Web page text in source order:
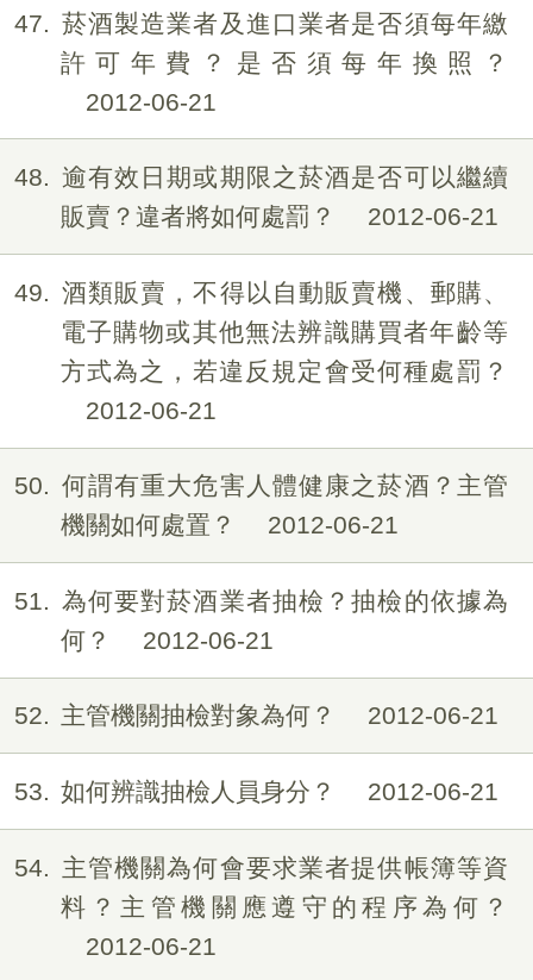
47
菸酒製造業者及進口業者是否須每年繳
許可年費？是否須每年換照？
2012-06-21
48
逾有效日期或期限之菸酒是否可以繼續
販賣？違者將如何處罰？
2012-06-21
49
酒類販賣，不得以自動販賣機、郵購、
電子購物或其他無法辨識購買者年齡等
方式為之，若違反規定會受何種處罰？
2012-06-21
50
何謂有重大危害人體健康之菸酒？主管
機關如何處置？
2012-06-21
51
為何要對菸酒業者抽檢？抽檢的依據為
何？
2012-06-21
52 主管機關抽檢對象為何？ 2012-06-21
53 如何辨識抽檢人員身分？ 2012-06-21
54
主管機關為何會要求業者提供帳簿等資
料？主管機關應遵守的程序為何？
2012-06-21